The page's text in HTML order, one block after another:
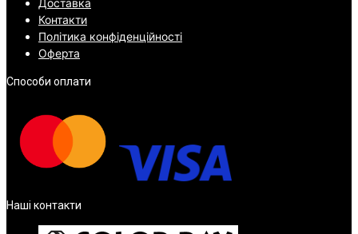
Доставка
Контакти
Політика конфіденційності
Оферта
Способи оплати
Наші контакти